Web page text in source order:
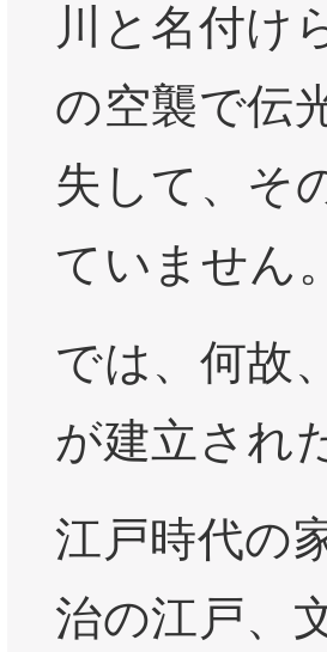
川と名付け
の空襲で伝
失して、そ
ていません。
では、何故
が建立され
江戸時代の
治の江戸、